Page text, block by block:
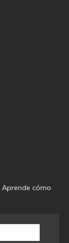
Aprende cómo